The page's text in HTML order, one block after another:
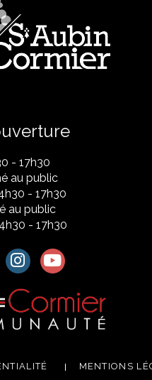
- 17h30
au public
- 17h30
au public
- 17h30
vers le compte Facebook
Lien vers le compte
Lien vers la
MENTIONS